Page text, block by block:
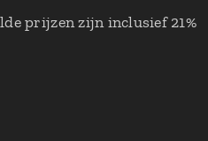
prijzen zijn inclusief 21%